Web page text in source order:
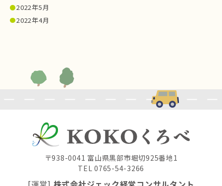
2022年5月
2022年4月
〒938-0041 富山県黒部市堀切925番地1
TEL 0765-54-3266